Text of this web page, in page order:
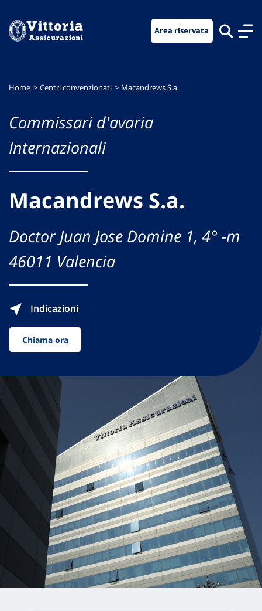
menu
contenuto
footer
Area riservata
Home Centri convenzionati Macandrews S.a.
Commissari d'avaria
Internazionali
Macandrews S.a.
Doctor Juan Jose Domine 1, 4° -m
46011 Valencia
Indicazioni
Chiama ora